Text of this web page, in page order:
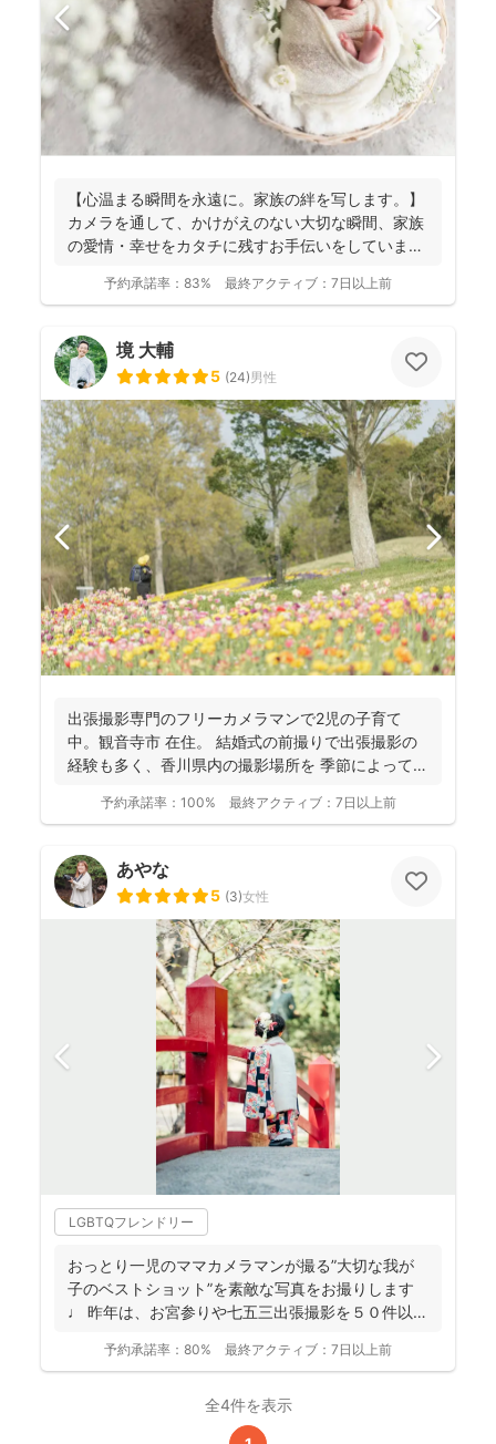
【心温まる瞬間を永遠に。家族の絆を写します。】
カメラを通して、かけがえのない大切な瞬間、家族
の愛情・幸せをカタチに残すお手伝いをしていま
予約承諾率： 83% 最終アクティブ： 7日以上前
境 大輔
5 (24)男性
出張撮影専門のフリーカメラマンで2児の子育て
中。観音寺市 在住。 結婚式の前撮りで出張撮影の
経験も多く、香川県内の撮影場所を 季節によって最
予約承諾率： 100% 最終アクティブ： 7日以上前
あやな
5 (3)女性
LGBTQフレンドリー
おっとり一児のママカメラマンが撮る”大切な我が
子のベストショット”を素敵な写真をお撮りします
♩ 昨年は、お宮参りや七五三出張撮影を５０件以
予約承諾率： 80% 最終アクティブ： 7日以上前
全4件を表示